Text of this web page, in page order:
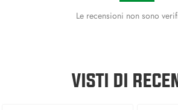
Le recensioni non sono
VISTI DI